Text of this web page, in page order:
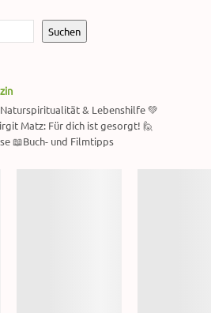
Suchen
& Lebenshilfe 💚
Matz: Für dich ist gesorgt! 🙋
📖Buch- und Filmtipps